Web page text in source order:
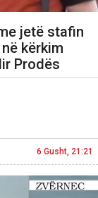
jetë stafin
kërkim
Prodës
6 Gusht, 21:21